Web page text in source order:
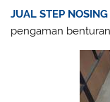
JUAL STEP NOSING
pengaman